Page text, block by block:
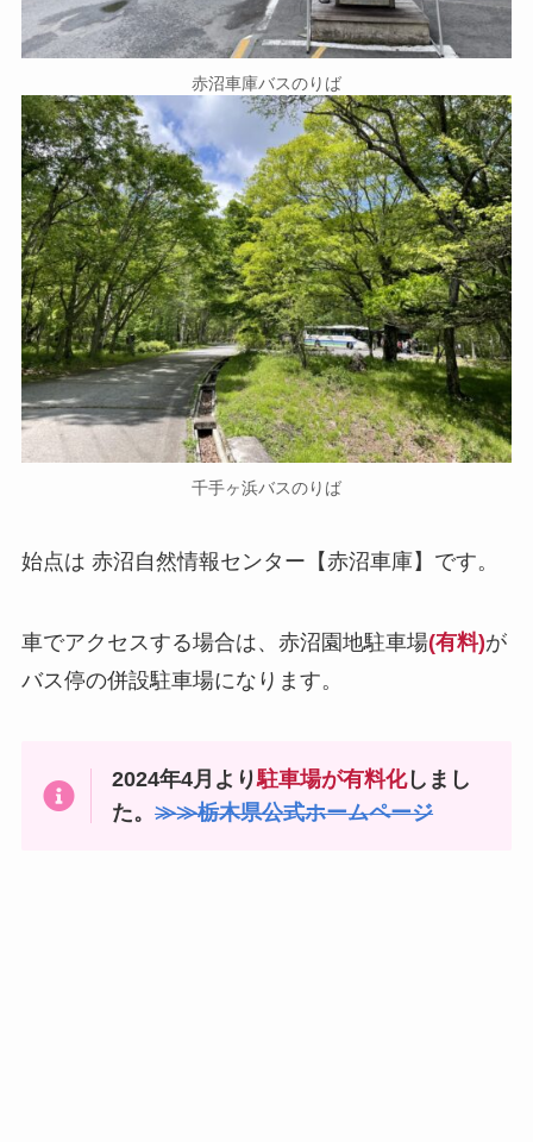
赤沼車庫バスのりば
千手ヶ浜バスのりば
始点は 赤沼自然情報センター【赤沼車庫】 です。
車でアクセスする場合は、 赤沼園地駐車場(有料)が
バス停の併設駐車場になります。
2024年4月より駐車場が有料化しまし
た。≫≫栃木県公式ホームページ